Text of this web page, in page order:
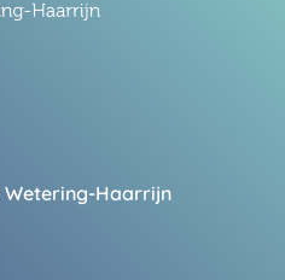
Wetering-Haarrijn